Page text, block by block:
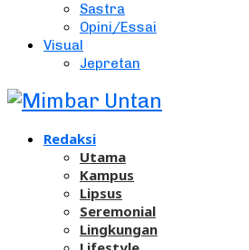
Sastra
Opini/Essai
Visual
Jepretan
Redaksi
Utama
Kampus
Lipsus
Seremonial
Lingkungan